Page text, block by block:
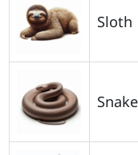
Sloth
Snake